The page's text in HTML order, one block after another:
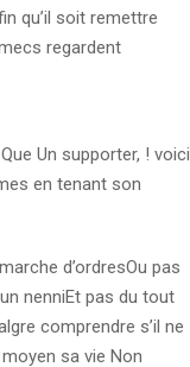
qu’il soit remettre
regardent
Un supporter, ! voici
en tenant son
d’ordresOu pas
nenniEt pas du tout
comprendre s’il ne
sa vie Non